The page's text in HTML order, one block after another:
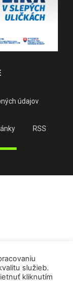
údajov
RSS
služieb.
kliknutím